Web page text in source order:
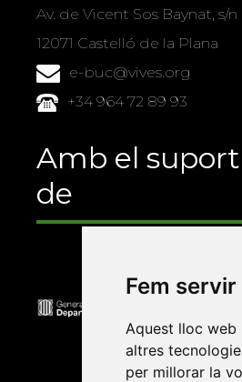
Fem
Aquest lloc
altres
per millorar la
Av. de Vicent Sos Baynat, s/n
12071 Castelló de la Plana
e-buc@vives.org
+34 964 72 89 93
Amb el suport
de